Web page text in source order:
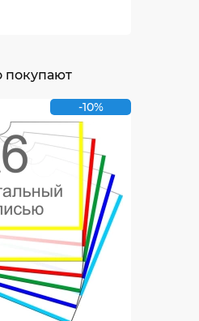
покупают
-10%